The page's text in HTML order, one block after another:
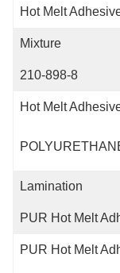
Hot Melt
Mixture
210-898-8
Hot Melt
Lamination
PUR Hot Melt
PUR Hot Melt